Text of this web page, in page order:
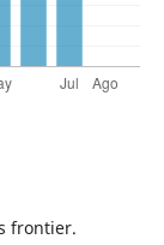
frontier.